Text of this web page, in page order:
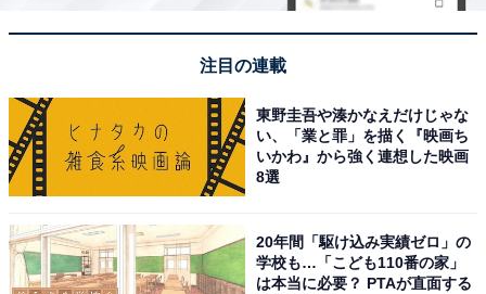
注目の連載
東野圭吾や湊かなえだけじゃな
い、「業と罪」を描く『映画ち
いかわ』から強く連想した映画
8選
20年間「駆け込み実績ゼロ」の
学校も…「こども110番の家」
は本当に必要？ PTAが直面する